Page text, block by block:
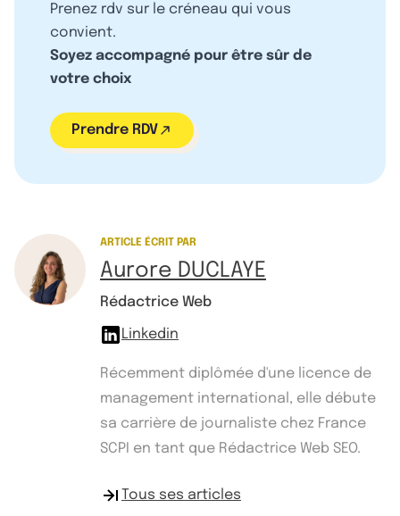
Prenez rdv sur le créneau qui vous
convient.
Soyez accompagné pour être sûr de
votre choix
Prendre RDV
ARTICLE ÉCRIT PAR
Aurore DUCLAYE
Rédactrice Web
Linkedin
Récemment diplômée d'une licence de
management international, elle débute
sa carrière de journaliste chez France
SCPI en tant que Rédactrice Web SEO.
Tous ses articles